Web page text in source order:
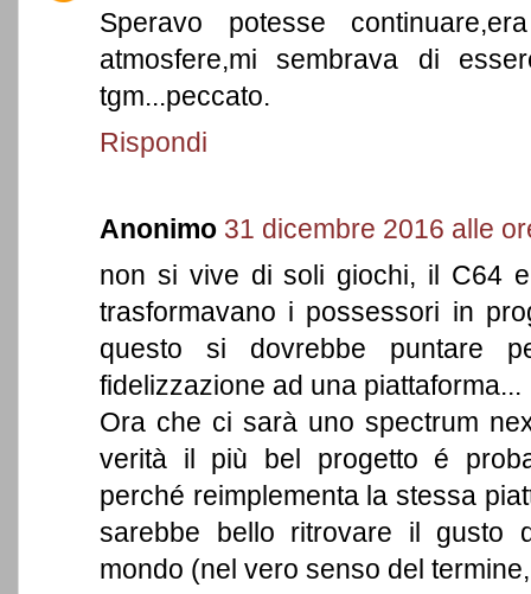
Speravo potesse
atmosfere,mi sembrava di
tgm...peccato.
Rispondi
Anonimo 31 dicembre 2016 alle
non si vive di soli giochi, il C64
trasformavano i possessori in
questo si dovrebbe puntare
fidelizzazione ad una piattaforma...
Ora che ci sarà uno spectrum
verità il più bel progetto é
perché reimplementa la stessa
sarebbe bello ritrovare il gusto
mondo (nel vero senso del